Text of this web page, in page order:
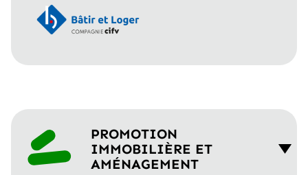
PROMOTION
IMMOBILIÈRE ET
AMÉNAGEMENT